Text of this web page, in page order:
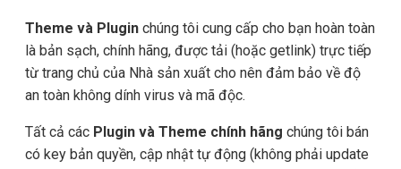
Theme và Plugin chúng tôi cung cấp cho bạn hoàn toàn
là bản sạch, chính hãng, được tải (hoặc getlink) trực tiếp
từ trang chủ của Nhà sản xuất cho nên đảm bảo về độ
an toàn không dính virus và mã độc.
Tất cả các Plugin và Theme chính hãng chúng tôi bán
có key bản quyền, cập nhật tự động (không phải update